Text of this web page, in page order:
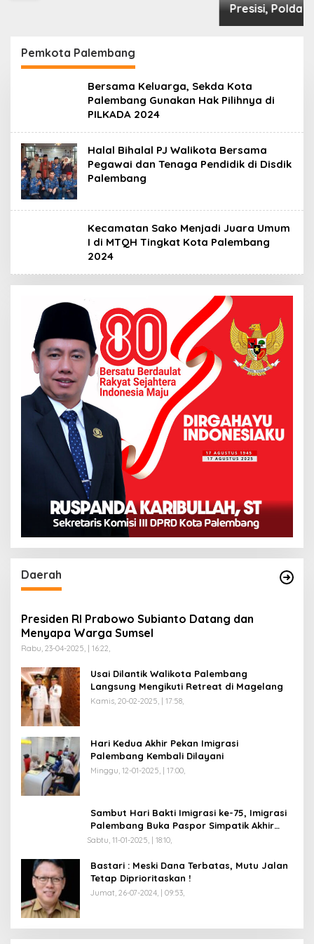
Pemkota Palembang
Bersama Keluarga, Sekda Kota
Palembang Gunakan Hak Pilihnya di
PILKADA 2024
Halal Bihalal PJ Walikota Bersama
Pegawai dan Tenaga Pendidik di Disdik
Palembang
Kecamatan Sako Menjadi Juara Umum
I di MTQH Tingkat Kota Palembang
2024
Daerah
Presiden RI Prabowo Subianto Datang dan
Menyapa Warga Sumsel
Rabu, 23-04-2025, | 16:22,
Usai Dilantik Walikota Palembang
Langsung Mengikuti Retreat di Magelang
Kamis, 20-02-2025, | 17:58,
Hari Kedua Akhir Pekan Imigrasi
Palembang Kembali Dilayani
Minggu, 12-01-2025, | 17:00,
Sambut Hari Bakti Imigrasi ke-75, Imigrasi
Palembang Buka Paspor Simpatik Akhir
Pekan
Sabtu, 11-01-2025, | 18:10,
Bastari : Meski Dana Terbatas, Mutu Jalan
Tetap Diprioritaskan !
Jumat, 26-07-2024, | 09:53,